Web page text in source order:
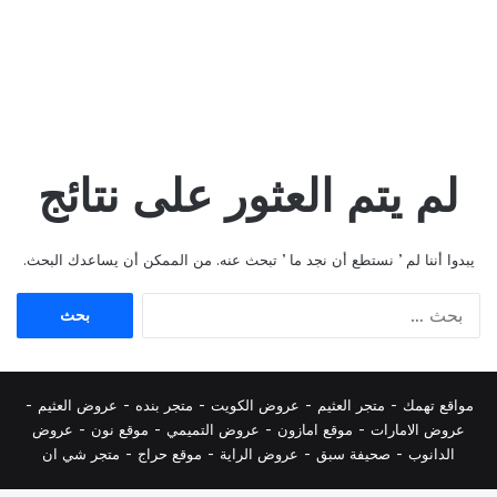
لم يتم العثور على نتائج
يبدوا أننا لم ’ نستطع أن نجد ما ’ تبحث عنه. من الممكن أن يساعدك البحث.
مواقع تهمك - متجر العثيم - عروض الكويت - متجر بنده - عروض العثيم -
عروض الامارات - موقع امازون - عروض التميمي - موقع نون - عروض
الدانوب - صحيفة سبق - عروض الراية - موقع حراج - متجر شي ان